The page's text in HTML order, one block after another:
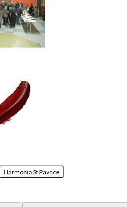
Harmonia St Pavace